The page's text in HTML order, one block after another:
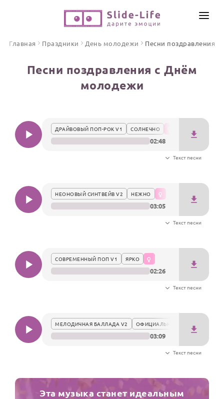
Открытки
Стихи и тексты
С Днем рождения
Юбилей
Календарь праздников
Маме
Папе
Все родственники
ЦЕНЫ
ОТЗЫВЫ
Главная Праздники День молодежи Песни поздравления
Песни поздравления с Днём
молодежи
ДРАЙВОВЫЙ ПОП-РОК V1 СОЛНЕЧНО
02:48
Текст песни
НЕОНОВЫЙ СИНТВЕЙВ V2 НЕЖНО
03:05
Текст песни
СОВРЕМЕННЫЙ ПОП V1 ЯРКО
02:26
Текст песни
МЕЛОДИЧНАЯ БАЛЛАДА V2 ОФИЦИАЛЬНО
03:09
Текст песни
Эта музыка станет идеальным